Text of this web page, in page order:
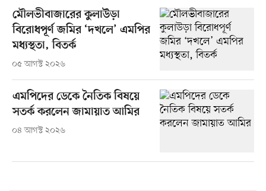
মৌলভীবাজারের কুলাউড়া
বিরোধপূর্ণ জমির ‘দখলে’ এমপির
মধ্যস্থতা, বিতর্ক
০৫ আগস্ট ২০২৬
এমপিদের ডেকে নৈতিক বিষয়ে
সতর্ক করলেন জামায়াত আমির
০৪ আগস্ট ২০২৬